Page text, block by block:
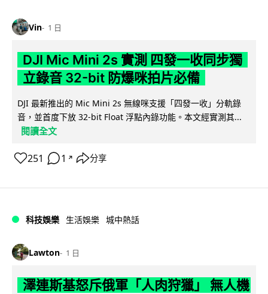
Vin 1 日
DJI Mic Mini 2s 實測 四發一收同步獨
立錄音 32-bit 防爆咪拍片必備
DJI 最新推出的 Mic Mini 2s 無線咪支援「四發一收」分軌錄
音，並首度下放 32-bit Float 浮點內錄功能。本文經實測其...
閱讀全文
251 1 ↗ 分享
科技娛樂 生活娛樂 城中熱話
Lawton 1 日
澤連斯基怒斥俄軍「人肉狩獵」 無人機